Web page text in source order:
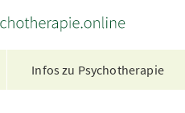
Infos zu Psychotherapie